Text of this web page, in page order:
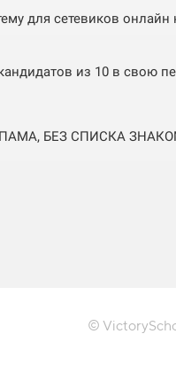
для сетевиков онлайн
из 10 в свою
БЕЗ СПИСКА
©